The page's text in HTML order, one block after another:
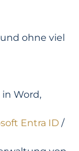
ohne viel
Word,
Entra ID /